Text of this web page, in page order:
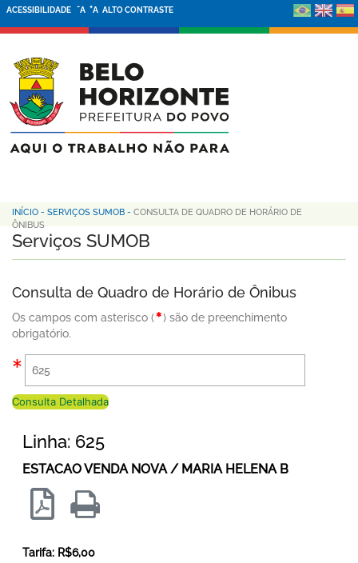
ACESSIBILIDADE -A +A ALTO CONTRASTE
INÍCIO - SERVIÇOS SUMOB - CONSULTA DE QUADRO DE HORÁRIO DE
ÔNIBUS
Serviços SUMOB
Consulta de Quadro de Horário de Ônibus
Os campos com asterisco (
) são de preenchimento
obrigatório.
Consulta Detalhada
Linha: 625
ESTACAO VENDA NOVA / MARIA HELENA B
Tarifa: R$6,00